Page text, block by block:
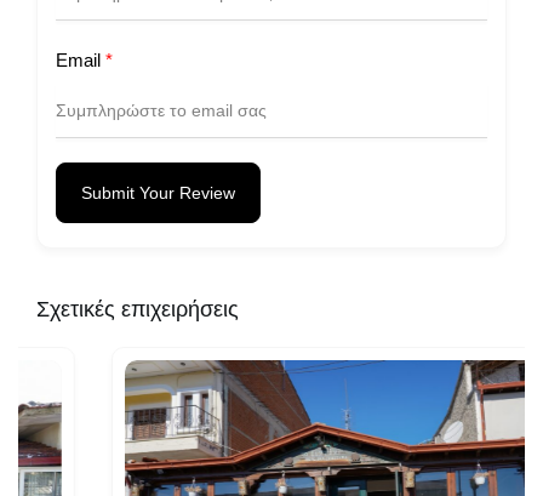
Email *
Submit Your Review
Σχετικές επιχειρήσεις